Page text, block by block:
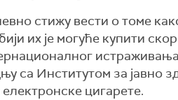
стижу вести о томе
их је могуће купити
са Институтом за јавно
цигарете.